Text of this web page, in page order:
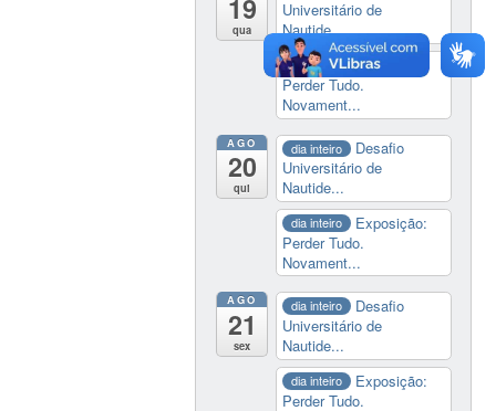
19
qua
Universitário de
Nautide...
dia inteiro
Exposição:
Perder Tudo.
Novament...
AGO
20
qui
dia inteiro
Desafio
Universitário de
Nautide...
dia inteiro
Exposição:
Perder Tudo.
Novament...
AGO
21
sex
dia inteiro
Desafio
Universitário de
Nautide...
dia inteiro
Exposição:
Perder Tudo.